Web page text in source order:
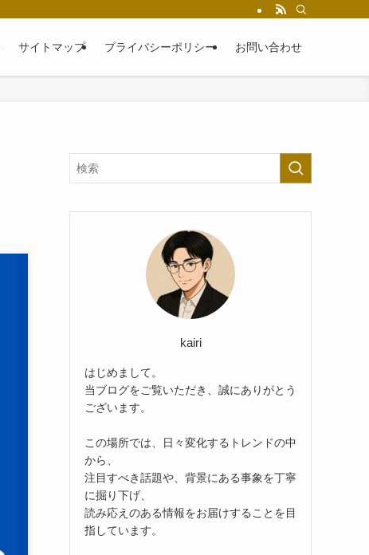
サイトマップ プライバシーポリシー お問い合わせ
kairi
はじめまして。
当ブログをご覧いただき、誠にありがとう
ございます。
この場所では、日々変化するトレンドの中
から、
注目すべき話題や、背景にある事象を丁寧
に掘り下げ、
読み応えのある情報をお届けすることを目
指しています。